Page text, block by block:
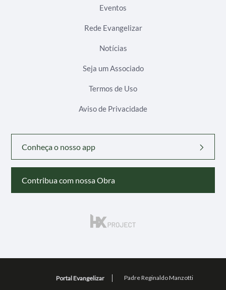
Eventos
Rede Evangelizar
Notícias
Seja um Associado
Termos de Uso
Aviso de Privacidade
Conheça o nosso app
Contribua com nossa Obra